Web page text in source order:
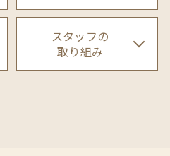
スタッフの
取り組み